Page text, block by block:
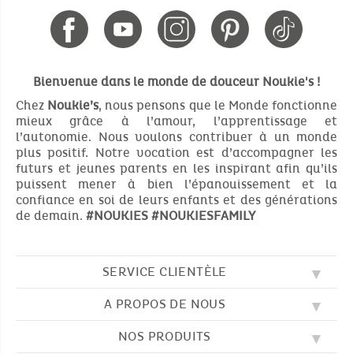
Bienvenue dans le monde de douceur Noukie's !
Chez Noukie’s, nous pensons que le Monde fonctionne
mieux grâce à l’amour, l’apprentissage et
l’autonomie. Nous voulons contribuer à un monde
plus positif. Notre vocation est d’accompagner les
futurs et jeunes parents en les inspirant afin qu’ils
puissent mener à bien l’épanouissement et la
confiance en soi de leurs enfants et des générations
de demain. #NOUKIES #NOUKIESFAMILY
SERVICE CLIENTÈLE
QUESTIONS FRÉQUENTES (FAQ)
CONTACTEZ-NOUS
A PROPOS DE NOUS
NOS VALEURS
NOS PRODUITS